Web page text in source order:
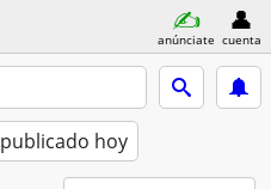
anúnciate cuenta
publicado hoy